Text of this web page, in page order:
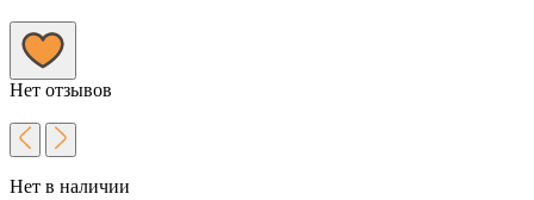
Нет отзывов
Нет в наличии